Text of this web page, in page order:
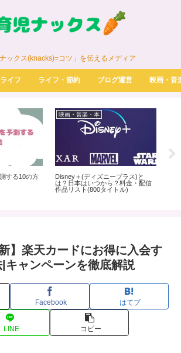
ックス(knacks)=コツ」を伝えるメディア
イフ ライフ・節約 ブログ運営 映画・音
する10の方
映画・音楽・本
Disney＋(ディズニープラス)と
は？日本はいつから？料金・配信
作品リスト(800タイトル)
】楽天カードにお得に入会す
キャンペーンを徹底解説
Facebook はてブ
LINE コピー